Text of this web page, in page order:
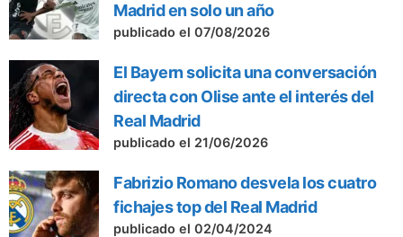
Madrid en solo un año
publicado el 07/08/2026
El Bayern solicita una conversación
directa con Olise ante el interés del
Real Madrid
publicado el 21/06/2026
Fabrizio Romano desvela los cuatro
fichajes top del Real Madrid
publicado el 02/04/2024